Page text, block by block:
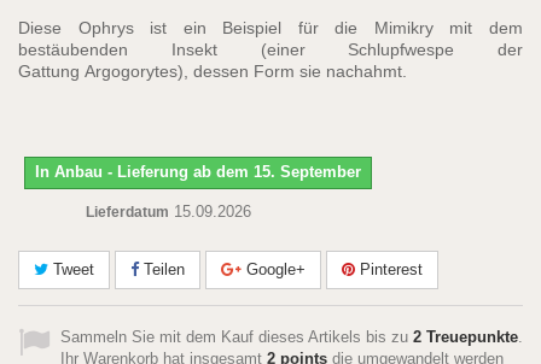
Diese Ophrys ist ein Beispiel für die Mimikry mit dem
bestäubenden Insekt (einer Schlupfwespe der
Gattung Argogorytes), dessen Form sie nachahmt.
In Anbau - Lieferung ab dem 15. September
Lieferdatum 15.09.2026
Tweet Teilen Google+ Pinterest
Sammeln Sie mit dem Kauf dieses Artikels bis zu 2 Treuepunkte
Ihr Warenkorb hat insgesamt 2 points die umgewandelt werden